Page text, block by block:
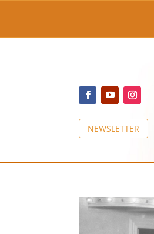
NEWSLETTER